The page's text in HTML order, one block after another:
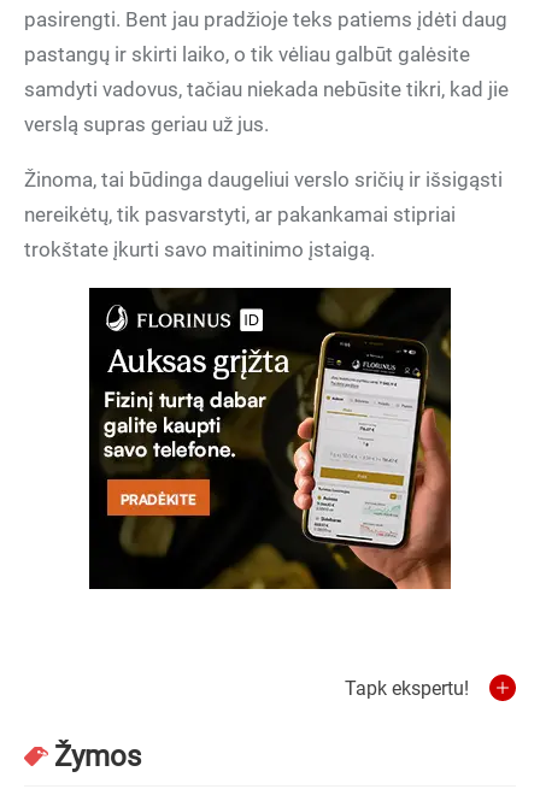
pasirengti. Bent jau pradžioje teks patiems įdėti daug
pastangų ir skirti laiko, o tik vėliau galbūt galėsite
samdyti vadovus, tačiau niekada nebūsite tikri, kad jie
verslą supras geriau už jus.
Žinoma, tai būdinga daugeliui verslo sričių ir išsigąsti
nereikėtų, tik pasvarstyti, ar pakankamai stipriai
trokštate įkurti savo maitinimo įstaigą.
Tapk ekspertu!
Žymos